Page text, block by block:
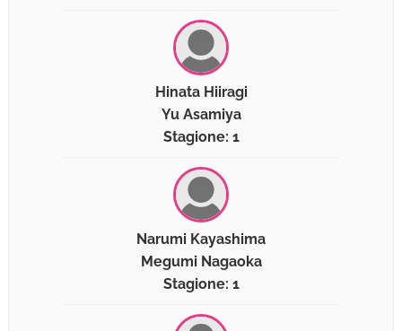
Hinata Hiiragi
Yu Asamiya
Stagione: 1
Narumi Kayashima
Megumi Nagaoka
Stagione: 1